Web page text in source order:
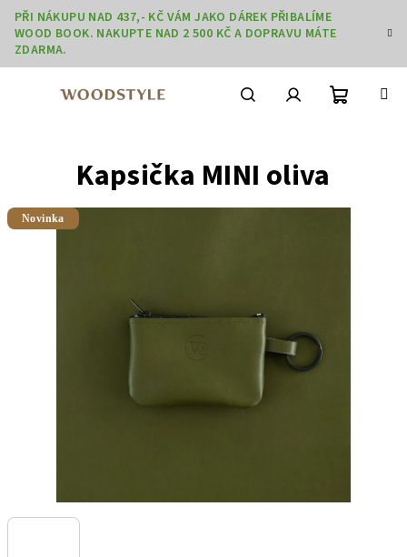
Přejít
obsah
PŘI NÁKUPU NAD 437,- KČ VÁM JAKO DÁREK PŘIBALÍME
WOOD BOOK. NAKUPTE NAD 2 500 KČ A DOPRAVU MÁTE
ZDARMA.
Kapsička MINI oliva
Novinka